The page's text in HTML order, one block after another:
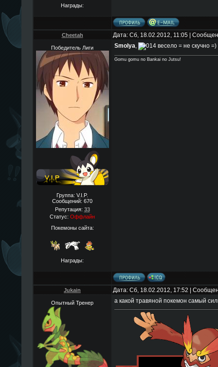
Награды:
Cheetah Дата: Сб, 18.02.2012, 11:05 |
Победитель Лиги
Группа: V.I.P.
Сообщений: 670
Репутация: 33
Статус: Оффлайн
Покемоны сайта:
Награды:
Smolya, весело = не скучно =)
Gomu gomu no Bankai no Jutsu!
Jukain Дата: Сб, 18.02.2012, 17:52 |
Опытный Тренер а какой травяной покемон самый